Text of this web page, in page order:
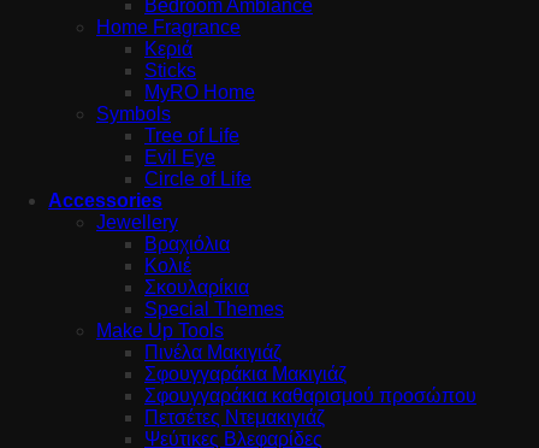
Bedroom Ambiance
Home Fragrance
Κεριά
Sticks
MyRO Home
Symbols
Tree of Life
Evil Eye
Circle of Life
Accessories
Jewellery
Βραχιόλια
Κολιέ
Σκουλαρίκια
Special Themes
Make Up Tools
Πινέλα Μακιγιάζ
Σφουγγαράκια Μακιγιάζ
Σφουγγαράκια καθαρισμού προσώπου
Πετσέτες Ντεμακιγιάζ
Ψεύτικες Βλεφαρίδες